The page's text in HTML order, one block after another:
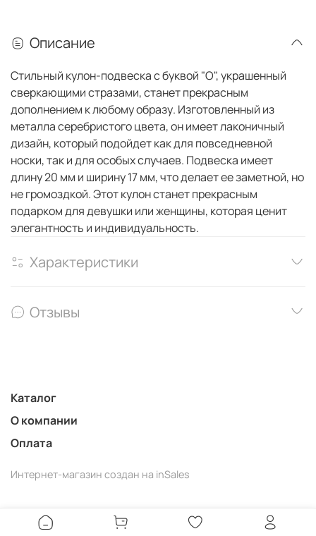
Описание
Стильный кулон-подвеска с буквой "O", украшенный
сверкающими стразами, станет прекрасным
дополнением к любому образу. Изготовленный из
металла серебристого цвета, он имеет лаконичный
дизайн, который подойдет как для повседневной
носки, так и для особых случаев. Подвеска имеет
длину 20 мм и ширину 17 мм, что делает ее заметной, но
не громоздкой. Этот кулон станет прекрасным
подарком для девушки или женщины, которая ценит
элегантность и индивидуальность.
Характеристики
Отзывы
Каталог
О компании
Оплата
Интернет-магазин создан на inSales